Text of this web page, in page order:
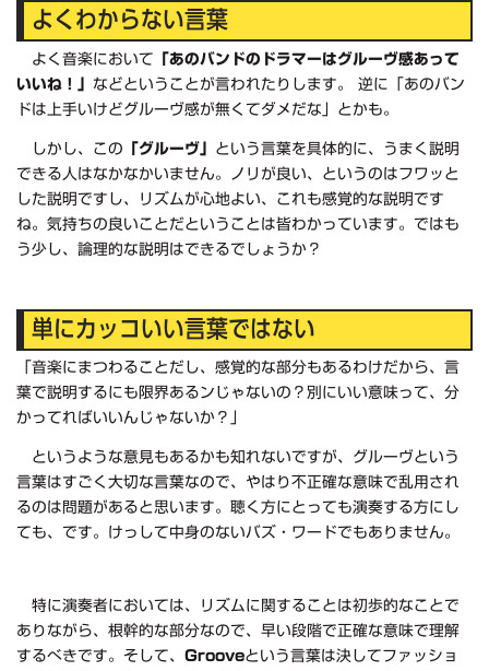
よくわからない言葉
よく音楽において 「あのバンドのドラマーはグルーヴ感あって
いいね！」 などということが言われたりします。 逆に「あのバン
ドは上手いけどグルーヴ感が無くてダメだな」とかも。
しかし、この 「グルーヴ」 という言葉を具体的に、うまく説明
できる人はなかなかいません。ノリが良い、というのはフワッと
した説明ですし、リズムが心地よい、これも感覚的な説明です
ね。気持ちの良いことだということは皆わかっています。ではも
う少し、論理的な説明はできるでしょうか？
単にカッコいい言葉ではない
「音楽にまつわることだし、感覚的な部分もあるわけだから、言
葉で説明するにも限界あるンじゃないの？別にいい意味って、分
かってればいいんじゃないか？」
というような意見もあるかも知れないですが、グルーヴという
言葉はすごく大切な言葉なので、やはり不正確な意味で乱用され
るのは問題があると思います。聴く方にとっても演奏する方にし
ても、です。けっして中身のないバズ・ワードでもありません。
特に演奏者においては、リズムに関することは初歩的なことで
ありながら、根幹的な部分なので、早い段階で正確な意味で理解
するべきです。そして、 Grooveという言葉は決してファッショ